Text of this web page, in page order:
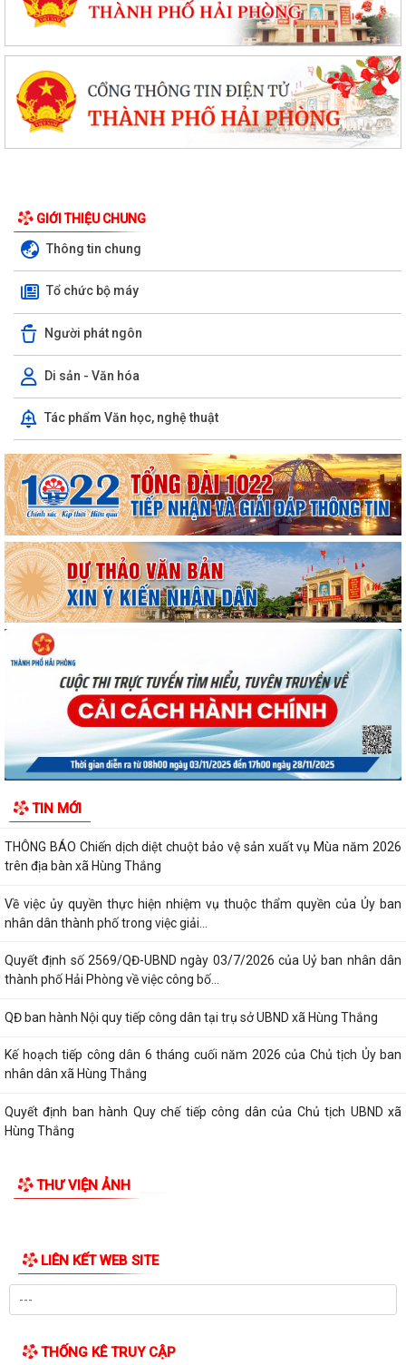
GIỚI THIỆU CHUNG
Thông tin chung
Tổ chức bộ máy
Người phát ngôn
Di sản - Văn hóa
Tác phẩm Văn học, nghệ thuật
TIN MỚI
Quyết định phê duyệt kết quả kỳ xét tuyển viên chức Ban quản lý dự án
XÃ HÙNG THẮNG TỔ CHỨC LỄ CHÀO CỜ ĐẦU THÁNG 8/2026
Hải Phòng giảm thời gian giải quyết từ 50% trở lên hơn 1.900 thủ tục
hành chính
Hội nghị toàn quốc quán triệt và triển khai thực hiện Nghị quyết Hội
nghị lần thứ ba Ban Chấp hành...
Đảng ủy xã Hùng Thắng tổ chức lớp bồi dưỡng, tập huấn lý luận chính
trị hè năm 2026
TRI ÂN CÁC ANH HÙNG LIỆT SĨ – THẮP SÁNG ĐẠO LÝ "UỐNG NƯỚC
NHỚ NGUỒN"
ỦY BAN MTTQ VIỆT NAM XÃ HÙNG THẮNG SƠ KẾT CÔNG TÁC MẶT
TRẬN 6 THÁNG ĐẦU NĂM 2026
MANG BẢN SẮC ĐI CÙNG THẾ GIỚI
THƯỜNG TRỰC HỘI ĐỒNG NHÂN DÂN XÃ HÙNG THẮNG HỌP NGHE
BÁO CÁO CÔNG TÁC CHUẨN BỊ KỲ HỌP THỨ 3
BAN VĂN HÓA - XÃ HỘI HỘI ĐỒNG NHÂN DÂN XÃ HÙNG THẮNG THẨM
TRA CÁC BÁO CÁO, TỜ TRÌNH, DỰ THẢO NGHỊ...
THÔNG BÁO Về việc đảm bảo an toàn hạ du khi vận hành hồ thủy điện
Hòa Bình
Xã Hùng Thắng tập trung đẩy nhanh tiến độ giải phóng mặt bằng các
dự án trọng điểm
Thông báo lịch tiếp công dân định kì 6 tháng cuối năm của thường trực
HĐND, đại biểu HĐND xã Hùng...
năm 2026
THÔNG BÁO Chiến dịch diệt chuột bảo vệ sản xuất vụ Mùa năm 2026
trên địa bàn xã Hùng Thắng
Về việc ủy quyền thực hiện nhiệm vụ thuộc thẩm quyền của Ủy ban
nhân dân thành phố trong việc giải...
Quyết định số 2569/QĐ-UBND ngày 03/7/2026 của Uỷ ban nhân dân
thành phố Hải Phòng về việc công bố...
QĐ ban hành Nội quy tiếp công dân tại trụ sở UBND xã Hùng Thắng
Kế hoạch tiếp công dân 6 tháng cuối năm 2026 của Chủ tịch Ủy ban
nhân dân xã Hùng Thắng
Quyết định ban hành Quy chế tiếp công dân của Chủ tịch UBND xã
Hùng Thắng
V/v triển khai thực hiện Quyết định số 51/2026/QĐ-UBND ngày
26/6/2026 của UBND thành phố ban hành...
Xã Hùng Thắng công bố các quyết định về công tác cán bộ
Xã Hùng Thắng sơ kết nhiệm vụ phát triển kinh tế - xã hội 6 tháng đầu
THƯ VIỆN ẢNH
LIÊN KẾT WEB SITE
THỐNG KÊ TRUY CẬP